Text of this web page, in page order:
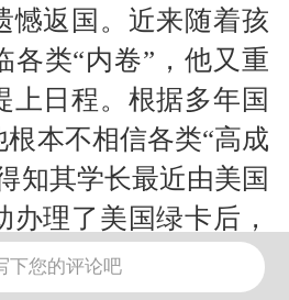
憾返国。近来随着孩
各类“内卷”，他又重
上日程。根据多年国
本不相信各类“高成
知其学长最近由美国
理了美国绿卡后，
月中旬找到蒋百庚律
下您的评论吧